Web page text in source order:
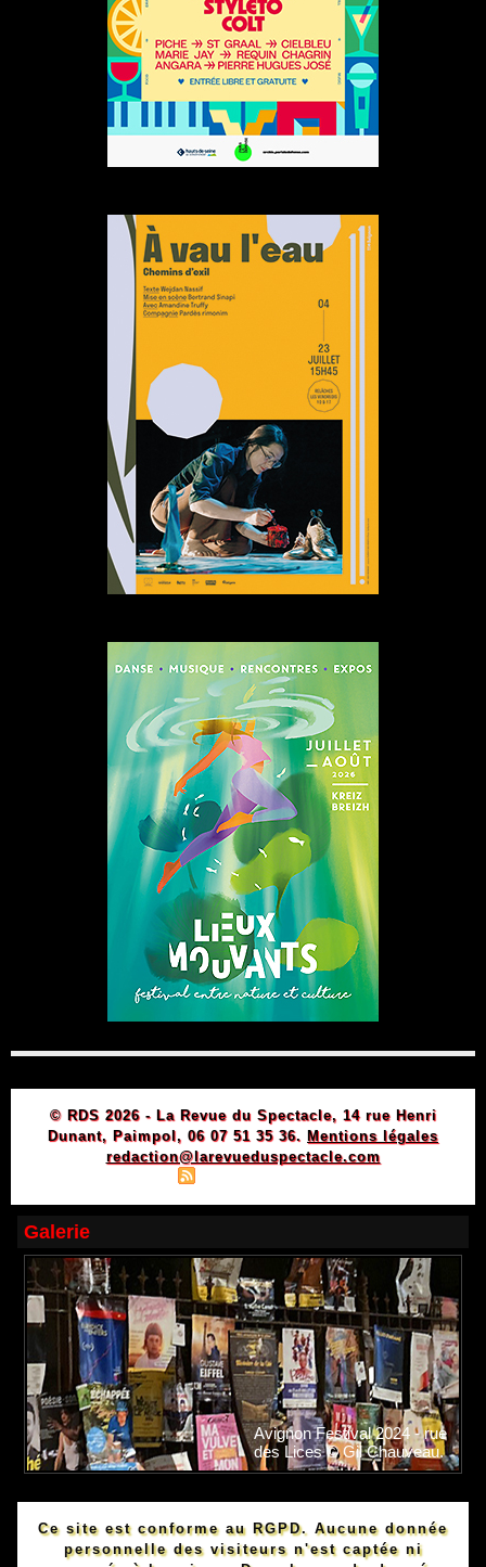
© RDS 2026 - La Revue du Spectacle, 14 rue Henri
Dunant, Paimpol, 06 07 51 35 36. Mentions légales
redaction@larevueduspectacle.com
Galerie
Avignon Festival 2024 - rue
des Lices © Gil Chauveau.
Ce site est conforme au RGPD. Aucune donnée
personnelle des visiteurs n'est captée ni